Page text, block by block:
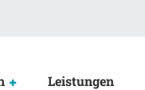
Leistungen